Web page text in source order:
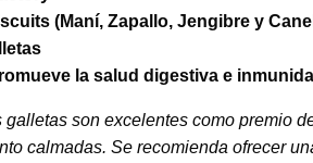
(Maní, Zapallo, Jengibre y
la salud digestiva e
galletas son excelentes como premio
calmadas. Se recomienda ofrecer